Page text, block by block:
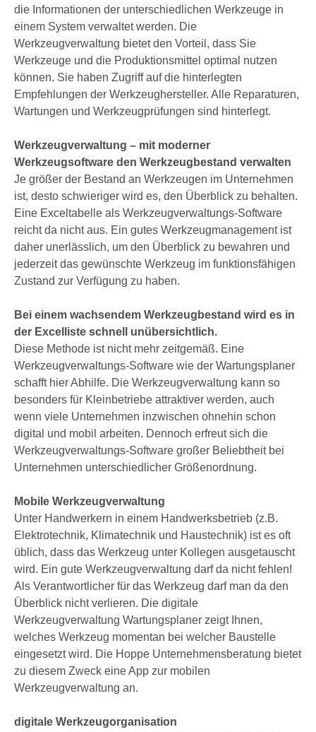
die Informationen der unterschiedlichen Werkzeuge in
einem System verwaltet werden. Die
Werkzeugverwaltung bietet den Vorteil, dass Sie
Werkzeuge und die Produktionsmittel optimal nutzen
können. Sie haben Zugriff auf die hinterlegten
Empfehlungen der Werkzeughersteller. Alle Reparaturen,
Wartungen und Werkzeugprüfungen sind hinterlegt.
Werkzeugverwaltung – mit moderner
Werkzeugsoftware den Werkzeugbestand verwalten
Je größer der Bestand an Werkzeugen im Unternehmen
ist, desto schwieriger wird es, den Überblick zu behalten.
Eine Exceltabelle als Werkzeugverwaltungs-Software
reicht da nicht aus. Ein gutes Werkzeugmanagement ist
daher unerlässlich, um den Überblick zu bewahren und
jederzeit das gewünschte Werkzeug im funktionsfähigen
Zustand zur Verfügung zu haben.
Bei einem wachsendem Werkzeugbestand wird es in
der Excelliste schnell unübersichtlich.
Diese Methode ist nicht mehr zeitgemäß. Eine
Werkzeugverwaltungs-Software wie der Wartungsplaner
schafft hier Abhilfe. Die Werkzeugverwaltung kann so
besonders für Kleinbetriebe attraktiver werden, auch
wenn viele Unternehmen inzwischen ohnehin schon
digital und mobil arbeiten. Dennoch erfreut sich die
Werkzeugverwaltungs-Software großer Beliebtheit bei
Unternehmen unterschiedlicher Größenordnung.
Mobile Werkzeugverwaltung
Unter Handwerkern in einem Handwerksbetrieb (z.B.
Elektrotechnik, Klimatechnik und Haustechnik) ist es oft
üblich, dass das Werkzeug unter Kollegen ausgetauscht
wird. Ein gute Werkzeugverwaltung darf da nicht fehlen!
Als Verantwortlicher für das Werkzeug darf man da den
Überblick nicht verlieren. Die digitale
Werkzeugverwaltung Wartungsplaner zeigt Ihnen,
welches Werkzeug momentan bei welcher Baustelle
eingesetzt wird. Die Hoppe Unternehmensberatung bietet
zu diesem Zweck eine App zur mobilen
Werkzeugverwaltung an.
digitale Werkzeugorganisation